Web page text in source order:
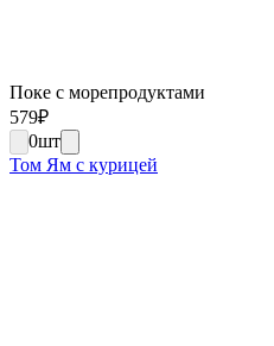
Поке с морепродуктами
579₽
0шт
Том Ям с курицей